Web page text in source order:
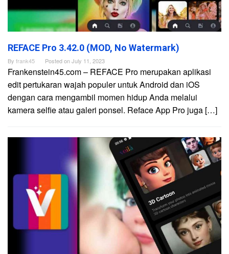
REFACE Pro 3.42.0 (MOD, No Watermark)
By frank45 Posted onJuly 11, 2023
Frankenstein45.com – REFACE Pro merupakan aplikasi
edit pertukaran wajah populer untuk Android dan iOS
dengan cara mengambil momen hidup Anda melalui
kamera selfie atau galeri ponsel. Reface App Pro juga […]